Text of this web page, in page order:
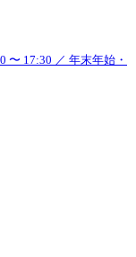
〜 17:30 ／ 年末年始・